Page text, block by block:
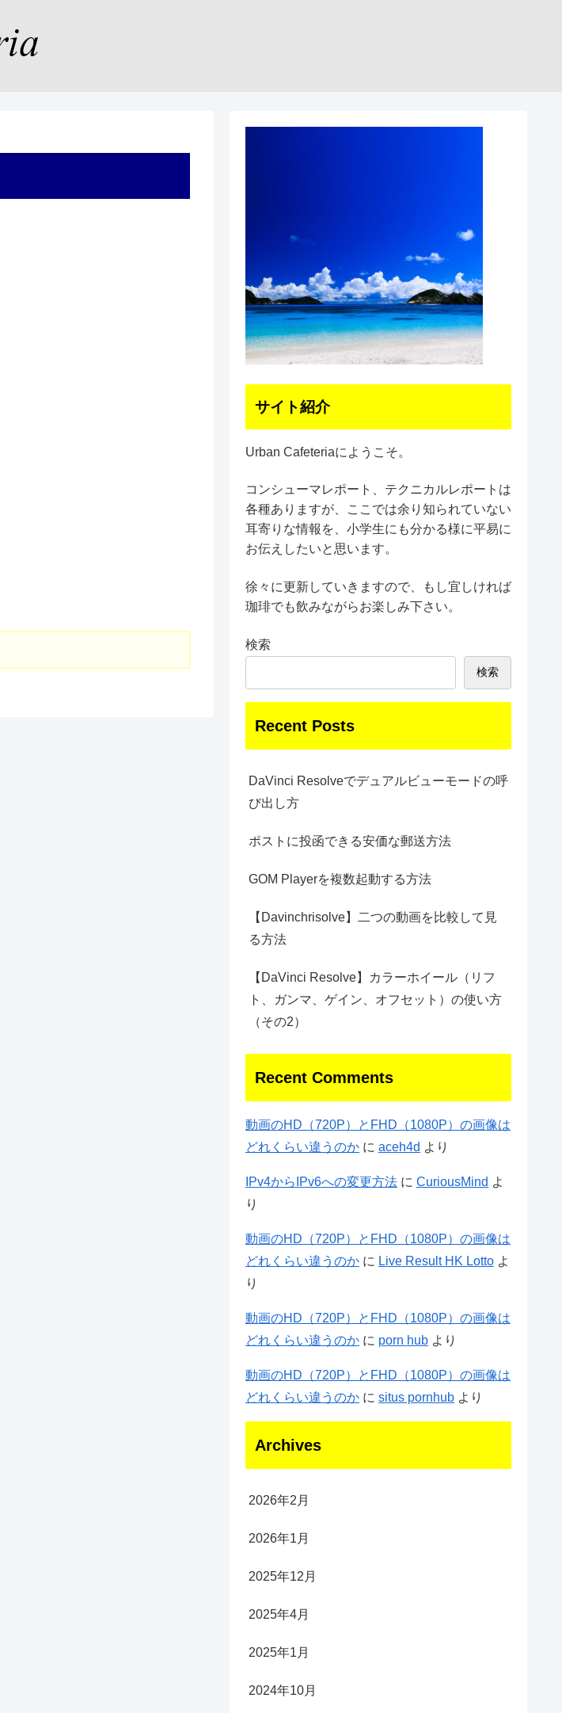
サイト紹介
Urban Cafeteriaにようこそ。
コンシューマレポート、テクニカルレポートは
各種ありますが、ここでは余り知られていない
耳寄りな情報を、小学生にも分かる様に平易に
お伝えしたいと思います。
徐々に更新していきますので、もし宜しければ
珈琲でも飲みながらお楽しみ下さい。
検索
検索
Recent Posts
DaVinci Resolveでデュアルビューモードの呼
び出し方
ポストに投函できる安価な郵送方法
GOM Playerを複数起動する方法
【Davinchrisolve】二つの動画を比較して見
る方法
【DaVinci Resolve】カラーホイール（リフ
ト、ガンマ、ゲイン、オフセット）の使い方
（その2）
Recent Comments
動画のHD（720P）とFHD（1080P）の画像は
どれくらい違うのか に aceh4d より
IPv4からIPv6への変更方法 に CuriousMind よ
り
動画のHD（720P）とFHD（1080P）の画像は
どれくらい違うのか に Live Result HK Lotto よ
り
動画のHD（720P）とFHD（1080P）の画像は
どれくらい違うのか に porn hub より
動画のHD（720P）とFHD（1080P）の画像は
どれくらい違うのか に situs pornhub より
Archives
2026年2月
2026年1月
2025年12月
2025年4月
2025年1月
2024年10月